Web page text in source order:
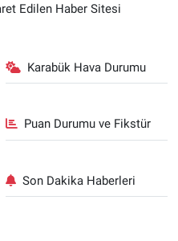
Edilen Haber Sitesi
Karabük Hava Durumu
Puan Durumu ve Fikstür
Son Dakika Haberleri